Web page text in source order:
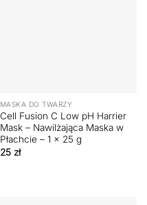
MASKA DO TWARZY
Cell Fusion C Low pH Harrier
Mask – Nawilżająca Maska w
Płachcie – 1 x 25 g
25 zł